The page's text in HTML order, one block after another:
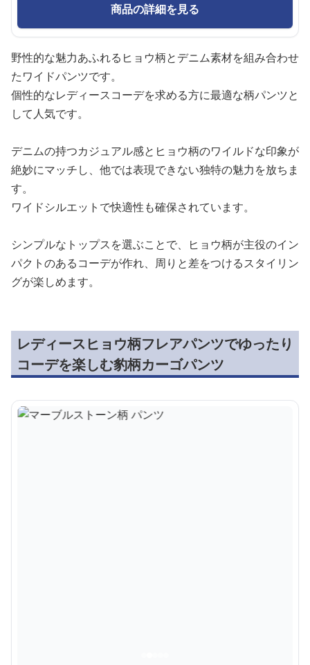
商品の詳細を見る
野性的な魅力あふれるヒョウ柄とデニム素材を組み合わせ
たワイドパンツです。
個性的なレディースコーデを求める方に最適な柄パンツと
して人気です。
デニムの持つカジュアル感とヒョウ柄のワイルドな印象が
絶妙にマッチし、他では表現できない独特の魅力を放ちま
す。
ワイドシルエットで快適性も確保されています。
シンプルなトップスを選ぶことで、ヒョウ柄が主役のイン
パクトのあるコーデが作れ、周りと差をつけるスタイリン
グが楽しめます。
レディースヒョウ柄フレアパンツでゆったり
コーデを楽しむ豹柄カーゴパンツ